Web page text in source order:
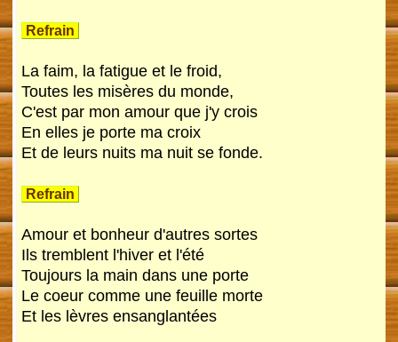
Refrain
La faim, la fatigue et le froid,
Toutes les misères du monde,
C'est par mon amour que j'y crois
En elles je porte ma croix
Et de leurs nuits ma nuit se fonde.
Refrain
Amour et bonheur d'autres sortes
Ils tremblent l'hiver et l'été
Toujours la main dans une porte
Le coeur comme une feuille morte
Et les lèvres ensanglantées